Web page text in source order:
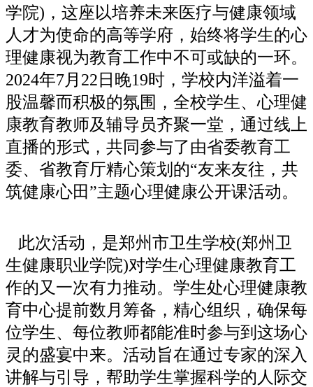
学院)，这座以培养未来医疗与健康领域
人才为使命的高等学府，始终将学生的心
理健康视为教育工作中不可或缺的一环。
2024年7月22日晚19时，学校内洋溢着一
股温馨而积极的氛围，全校学生、心理健
康教育教师及辅导员齐聚一堂，通过线上
直播的形式，共同参与了由省委教育工
委、省教育厅精心策划的“友来友往，共
筑健康心田”主题心理健康公开课活动。
此次活动，是郑州市卫生学校(郑州卫
生健康职业学院)对学生心理健康教育工
作的又一次有力推动。学生处心理健康教
育中心提前数月筹备，精心组织，确保每
位学生、每位教师都能准时参与到这场心
灵的盛宴中来。活动旨在通过专家的深入
讲解与引导，帮助学生掌握科学的人际交